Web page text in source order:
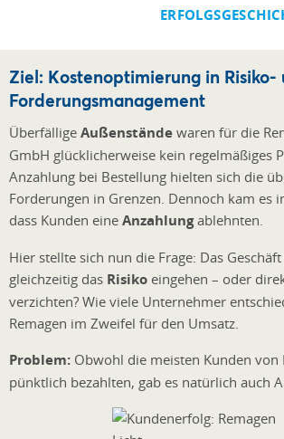
Ziel: Kostenoptimierung in Risiko-
Forderungsmanagement
Überfällige Außenstände waren für die
GmbH glücklicherweise kein regelmäßiges
Anzahlung bei Bestellung hielten sich die
Forderungen in Grenzen. Dennoch kam es
dass Kunden eine Anzahlungablehnten.
Hier stellte sich nun die Frage: Das
gleichzeitig das Risiko eingehen – oder
verzichten? Wie viele Unternehmer
Remagen im Zweifel für den Umsatz.
Problem: Obwohl die meisten Kunden von
pünktlich bezahlten, gab es natürlich auch